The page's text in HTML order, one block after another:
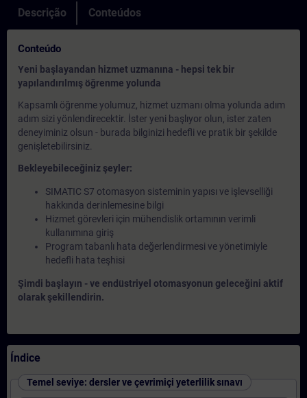
Descrição Conteúdos
Conteúdo
Yeni başlayandan hizmet uzmanına - hepsi tek bir
yapılandırılmış öğrenme yolunda
Kapsamlı öğrenme yolumuz, hizmet uzmanı olma yolunda adım
adım sizi yönlendirecektir. İster yeni başlıyor olun, ister zaten
deneyiminiz olsun - burada bilginizi hedefli ve pratik bir şekilde
genişletebilirsiniz.
Bekleyebileceğiniz şeyler:
SIMATIC S7 otomasyon sisteminin yapısı ve işlevselliği
hakkında derinlemesine bilgi
Hizmet görevleri için mühendislik ortamının verimli
kullanımına giriş
Program tabanlı hata değerlendirmesi ve yönetimiyle
hedefli hata teşhisi
Şimdi başlayın - ve endüstriyel otomasyonun geleceğini aktif
olarak şekillendirin.
Índice
Temel seviye: dersler ve çevrimiçi yeterlilik sınavı